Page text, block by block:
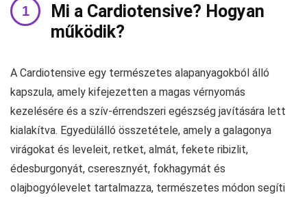
Mi a Cardiotensive? Hogyan
működik?
A Cardiotensive egy természetes alapanyagokból álló
kapszula, amely kifejezetten a magas vérnyomás
kezelésére és a szív-érrendszeri egészség javítására lett
kialakítva. Egyedülálló összetétele, amely a galagonya
virágokat és leveleit, retket, almát, fekete ribizlit,
édesburgonyát, cseresznyét, fokhagymát és
olajbogyólevelet tartalmazza, természetes módon segíti